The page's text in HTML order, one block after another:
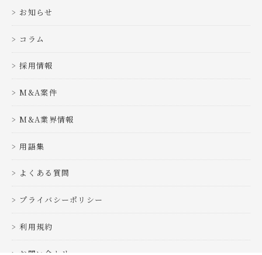
お知らせ
コラム
採用情報
M&A案件
M&A業界情報
用語集
よくある質問
プライバシーポリシー
利用規約